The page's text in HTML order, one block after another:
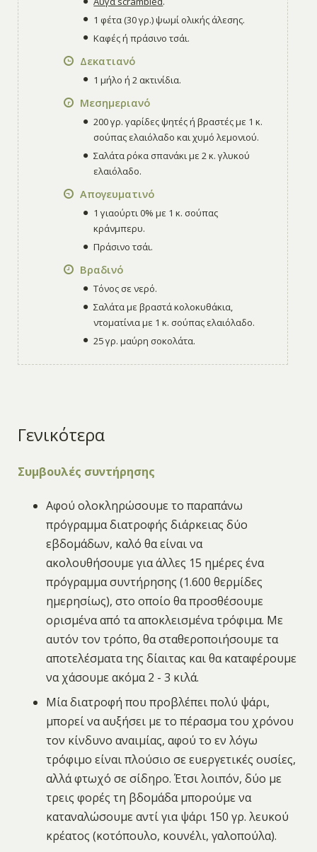
1 φέτα (30 γρ.) ψωμί ολικής άλεσης.
Καφές ή πράσινο τσάι.
Δεκατιανό
1 μήλο ή 2 ακτινίδια.
Μεσημεριανό
200 γρ. γαρίδες ψητές ή βραστές με 1 κ.
σούπας ελαιόλαδο και χυμό λεμονιού.
Σαλάτα ρόκα σπανάκι με 2 κ. γλυκού
ελαιόλαδο.
Απογευματινό
1 γιαούρτι 0% με 1 κ. σούπας
κράνμπερυ.
Πράσινο τσάι.
Βραδινό
Τόνος σε νερό.
Σαλάτα με βραστά κολοκυθάκια,
ντοματίνια με 1 κ. σούπας ελαιόλαδο.
25 γρ. μαύρη σοκολάτα.
Γενικότερα
Συμβουλές συντήρησης
Αφού ολοκληρώσουμε το παραπάνω
πρόγραμμα διατροφής διάρκειας δύο
εβδομάδων, καλό θα είναι να
ακολουθήσουμε για άλλες 15 ημέρες ένα
πρόγραμμα συντήρησης (1.600 θερμίδες
ημερησίως), στο οποίο θα προσθέσουμε
ορισμένα από τα αποκλεισμένα τρόφιμα. Με
αυτόν τον τρόπο, θα σταθεροποιήσουμε τα
αποτελέσματα της δίαιτας και θα καταφέρουμε
να χάσουμε ακόμα 2 - 3 κιλά.
Μία διατροφή που προβλέπει πολύ ψάρι,
μπορεί να αυξήσει με το πέρασμα του χρόνου
τον κίνδυνο αναιμίας, αφού το εν λόγω
τρόφιμο είναι πλούσιο σε ευεργετικές ουσίες,
αλλά φτωχό σε σίδηρο. Έτσι λοιπόν, δύο με
τρεις φορές τη βδομάδα μπορούμε να
καταναλώσουμε αντί για ψάρι 150 γρ. λευκού
κρέατος (κοτόπουλο, κουνέλι, γαλοπούλα).